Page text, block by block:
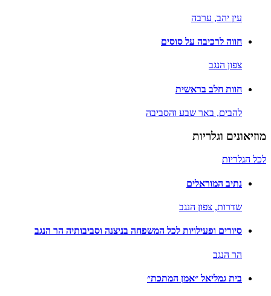
עין יהב, ערבה
חווה לרכיבה על סוסים
צפון הנגב
חוות חלב בראשית
להבים, באר שבע והסביבה
מוזיאונים וגלריות
לכל הגלריות
נתיב המוראלים
שדרות, צפון הנגב
סיורים ופעילויות לכל המשפחה בניצנה וסביבותיה הר הנגב
הר הנגב
בית גמליאל ״אמן המתכת״